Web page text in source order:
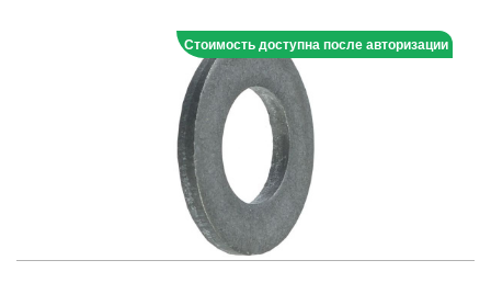
Стоимость доступна после авторизации